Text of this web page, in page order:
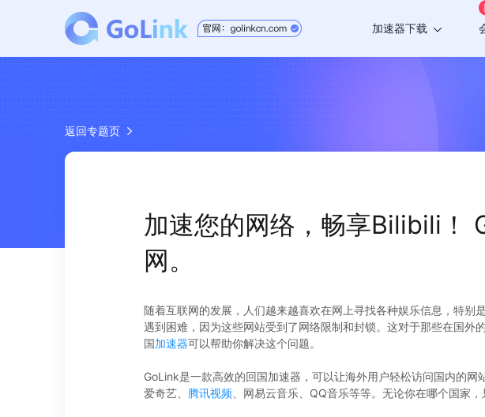
加速器下载
TV版
返回专题页
加速您的网络，畅享Bilibili！
网。
随着互联网的发展，人们越来越喜欢在网上寻找各种娱乐信息，特别是
遇到困难，因为这些网站受到了网络限制和封锁。这对于那些在国
国加速器可以帮助你解决这个问题。
GoLink是一款高效的回国加速器，可以让海外用户轻松访问国内的
爱奇艺、 腾讯视频 、网易云音乐、QQ音乐等等。无论你在哪个国家